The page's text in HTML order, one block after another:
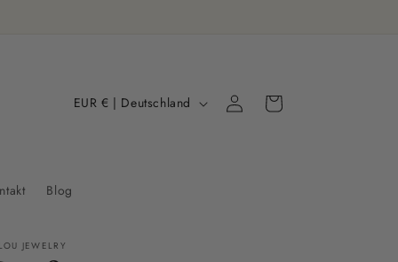
Blog
R
EUR € | Deutschland EinloggenWarenkorb
JEWELRY